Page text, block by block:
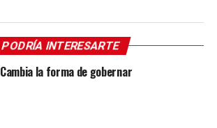
PODRÍA INTERESARTE
Cambia la forma de gobernar